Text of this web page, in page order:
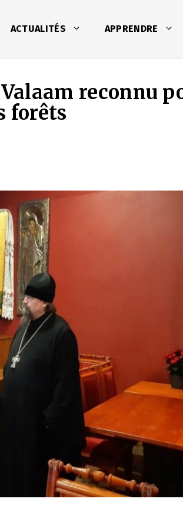
ACTUALITÉS APPRENDRE
reconnu
forêts